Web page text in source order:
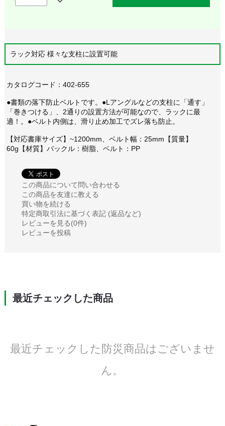
ラック対応 様々な支柱に設置可能
カタログコード：402-655
●書類の落下防止ベルトです。●Lアングルなどの支柱に「通す」
「巻きつける」、2通りの設置方法が可能なので、ラックに最
適！。●ベルト内側は、滑り止め加工でズレ落ち防止。
【対応書庫サイズ】~1200mm、ベルト幅：25mm【質量】
60g【材質】バックル：樹脂、ベルト：PP
この商品について問い合わせる
この商品を友達に教える
買い物を続ける
特定商取引法に基づく表記 (返品など)
レビューを見る(0件)
レビューを投稿
最近チェックした商品
最近チェックした防災商品はございませ
ん。